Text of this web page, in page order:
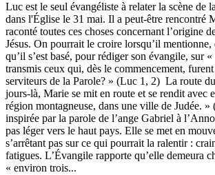
Luc est le seul évangéliste à relater la scène de
dans l'Église le 31 mai. Il a peut-être rencontré
raconté toutes ces choses concernant l’origine
Jésus. On pourrait le croire lorsqu’il mentionne,
qu’il s’est basé, pour rédiger son évangile, sur
transmis ceux qui, dès le commencement,
serviteurs de la Parole? » (Luc 1, 2) La route
jours-là, Marie se mit en route et se rendit avec
région montagneuse, dans une ville de Judée.
inspirée par la parole de l’ange Gabriel à
pas léger vers le haut pays. Elle se met en
s’arrêtant pas sur ce qui pourrait la ralentir :
fatigues. L’Évangile rapporte qu’elle demeura
« environ trois...